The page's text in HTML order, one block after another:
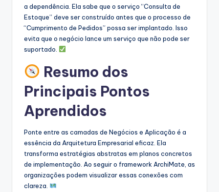
a dependência. Ela sabe que o serviço “Consulta de
Estoque” deve ser construído antes que o processo de
“Cumprimento de Pedidos” possa ser implantado. Isso
evita que o negócio lance um serviço que não pode ser
suportado.
Resumo dos
Principais Pontos
Aprendidos
Ponte entre as camadas de Negócios e Aplicação é a
essência da Arquitetura Empresarial eficaz. Ela
transforma estratégias abstratas em planos concretos
de implementação. Ao seguir o framework ArchiMate, as
organizações podem visualizar essas conexões com
clareza.